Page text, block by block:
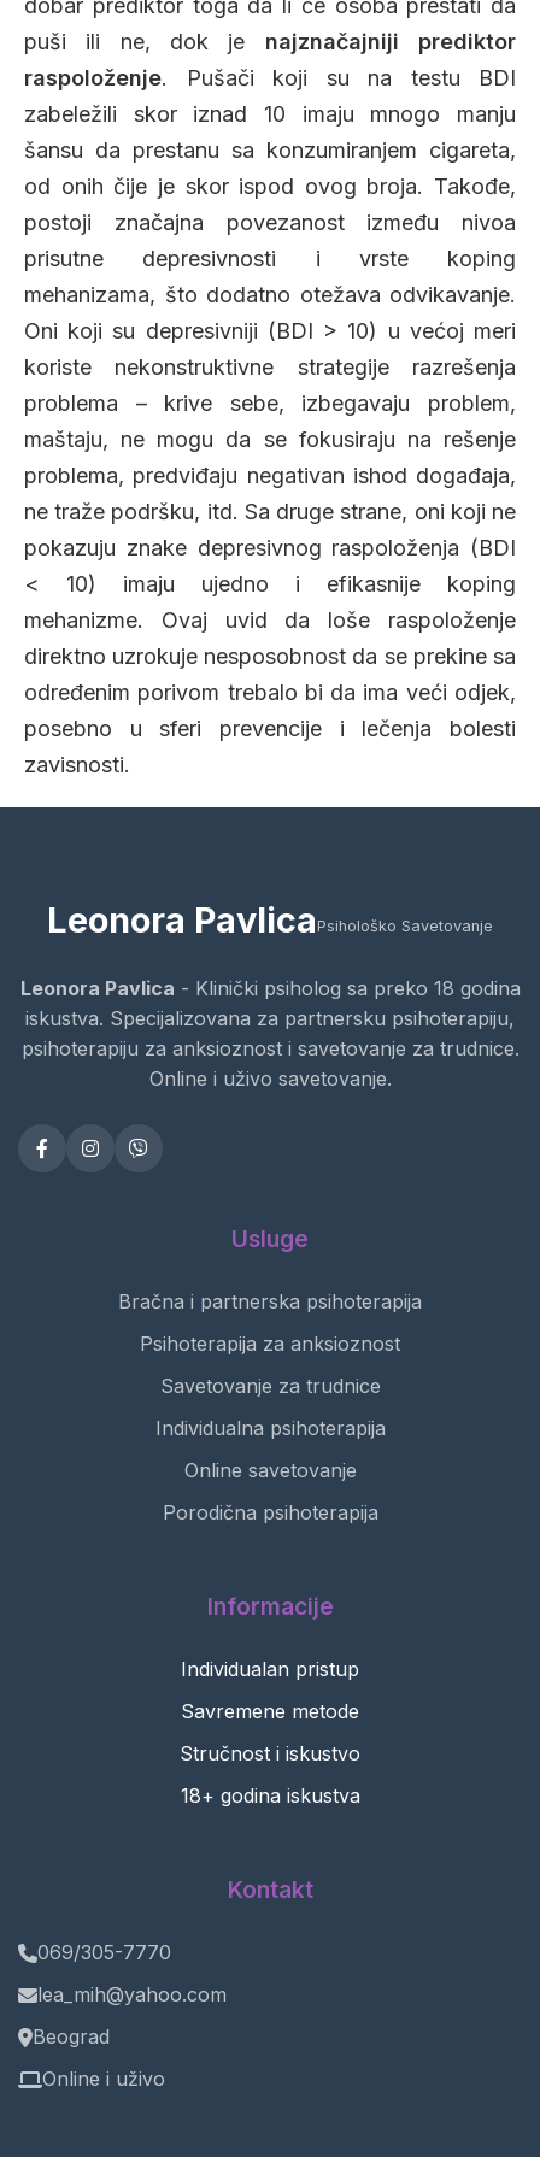
dobar prediktor toga da li će osoba prestati da
puši ili ne, dok je najznačajniji prediktor
raspoloženje. Pušači koji su na testu BDI
zabeležili skor iznad 10 imaju mnogo manju
šansu da prestanu sa konzumiranjem cigareta,
od onih čije je skor ispod ovog broja. Takođe,
postoji značajna povezanost između nivoa
prisutne depresivnosti i vrste koping
mehanizama, što dodatno otežava odvikavanje.
Oni koji su depresivniji (BDI > 10) u većoj meri
koriste nekonstruktivne strategije razrešenja
problema – krive sebe, izbegavaju problem,
maštaju, ne mogu da se fokusiraju na rešenje
problema, predviđaju negativan ishod događaja,
ne traže podršku, itd. Sa druge strane, oni koji ne
pokazuju znake depresivnog raspoloženja (BDI
< 10) imaju ujedno i efikasnije koping
mehanizme. Ovaj uvid da loše raspoloženje
direktno uzrokuje nesposobnost da se prekine sa
određenim porivom trebalo bi da ima veći odjek,
posebno u sferi prevencije i lečenja bolesti
zavisnosti.
Leonora Pavlica Psihološko Savetovanje
Leonora Pavlica - Klinički psiholog sa preko 18 godina
iskustva. Specijalizovana za partnersku psihoterapiju,
psihoterapiju za anksioznost i savetovanje za trudnice.
Online i uživo savetovanje.
Usluge
Bračna i partnerska psihoterapija
Psihoterapija za anksioznost
Savetovanje za trudnice
Individualna psihoterapija
Online savetovanje
Porodična psihoterapija
Informacije
Individualan pristup
Savremene metode
Stručnost i iskustvo
18+ godina iskustva
Kontakt
069/305-7770
lea_mih@yahoo.com
Beograd
Online i uživo